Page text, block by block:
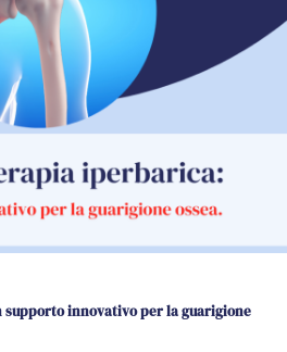
innovativo per la guarigione